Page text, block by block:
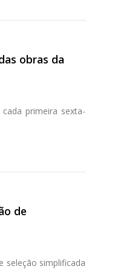
obras da
primeira sexta-
de
seleção simplificada